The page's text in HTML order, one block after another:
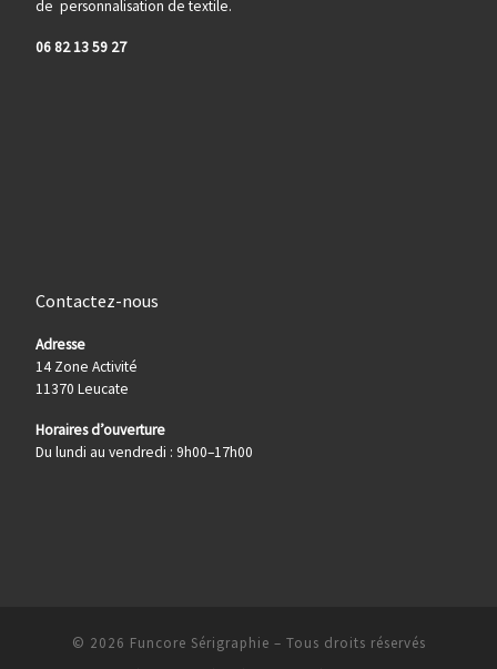
de personnalisation de textile.
06 82 13 59 27
Contactez-nous
Adresse
14 Zone Activité
11370 Leucate
Horaires d’ouverture
Du lundi au vendredi : 9h00–17h00
© 2026 Funcore Sérigraphie – Tous droits réservés